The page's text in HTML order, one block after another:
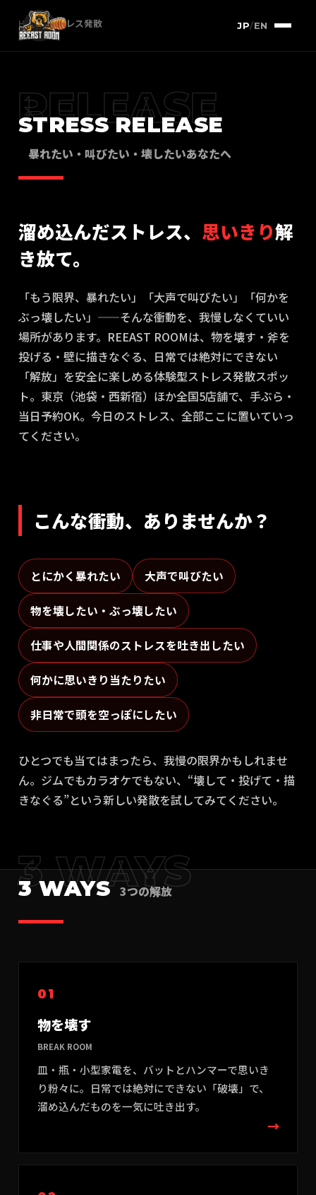
JP/EN
HOME/ストレス発散
RELEASE
STRESS RELEASE
暴れたい・叫びたい・壊したいあなたへ
溜め込んだストレス、 思いきり解
き放て。
「もう限界、暴れたい」「大声で叫びたい」「何かを
ぶっ壊したい」——そんな衝動を、我慢しなくていい
場所があります。REEAST ROOMは、物を壊す・斧を
投げる・壁に描きなぐる、日常では絶対にできない
「解放」を安全に楽しめる体験型ストレス発散スポッ
ト。東京（池袋・西新宿）ほか全国5店舗で、手ぶら・
当日予約OK。今日のストレス、全部ここに置いていっ
てください。
こんな衝動、ありませんか？
とにかく暴れたい 大声で叫びたい
物を壊したい・ぶっ壊したい
仕事や人間関係のストレスを吐き出したい
何かに思いきり当たりたい
非日常で頭を空っぽにしたい
ひとつでも当てはまったら、我慢の限界かもしれませ
ん。ジムでもカラオケでもない、“壊して・投げて・描
きなぐる”という新しい発散を試してみてください。
3 WAYS
3 WAYS 3つの解放
01
物を壊す
BREAK ROOM
皿・瓶・小型家電を、バットとハンマーで思いき
り粉々に。日常では絶対にできない「破壊」で、
溜め込んだものを一気に吐き出す。
→